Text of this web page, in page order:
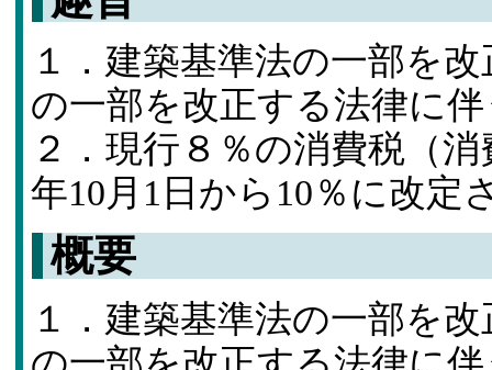
１．建築基準法の一部を
の一部を改正する法律に
２．現行８％の消費税（
年10月1日から10％に改定
概要
１．建築基準法の一部を